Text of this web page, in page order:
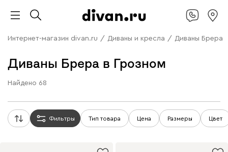
Интернет-магазин divan.ru / Диваны и кресла / Диваны Брера
Диваны Брера в Грозном
Найдено 68
Фильтры Тип товара Цена Размеры Цвет